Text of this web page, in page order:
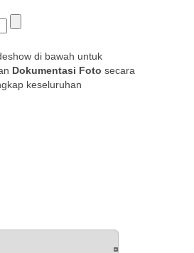
di bawah untuk
Dokumentasi Foto secara
keseluruhan